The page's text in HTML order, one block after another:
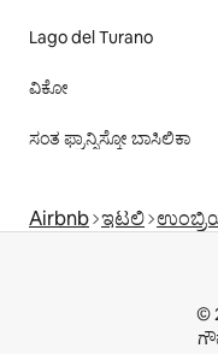
Lago del Turano
ವಿಕೋ
ಸಂತ ಫ್ರಾನ್ಸಿಸ್ಕೋ ಬಾಸಿಲಿಕಾ
Airbnb ಇಟಲಿ
©